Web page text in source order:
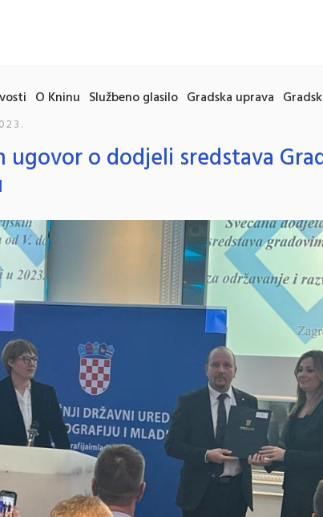
O Kninu Službeno glasilo Gradska uprava
ugovor o dodjeli sredstava